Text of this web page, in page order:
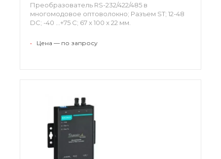
Преобразователь RS-232/422/485 в
многомодовое оптоволокно; Разъем ST; 12-48
DC; -40 …+75 С; 67 x 100 x 22 мм.
• Цена — по запросу